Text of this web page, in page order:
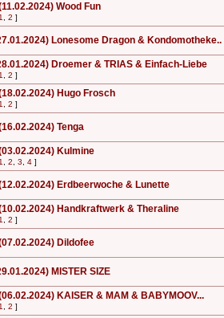
Wood Fun
1 2 ]
Lonesome Dragon & Kondomotheke..
Droemer & TRIAS & Einfach-Liebe
1 2 ]
Hugo Frosch
1 2 ]
Tenga
Kulmine
1 2 3 4 ]
Erdbeerwoche & Lunette
Handkraftwerk & Theraline
1 2 ]
Dildofee
MISTER SIZE
KAISER & MAM & BABYMOOV...
1 2 ]